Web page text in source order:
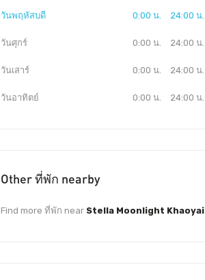
วันพฤหัสบดี 0:00 น. 24:00 น.
วันศุกร์ 0:00 น. 24:00 น.
วันเสาร์ 0:00 น. 24:00 น.
วันอาทิตย์ 0:00 น. 24:00 น.
Other ที่พัก nearby
Find more ที่พัก near Stella Moonlight Khaoyai